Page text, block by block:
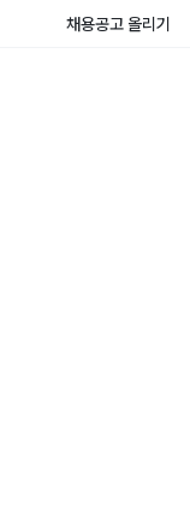
채용공고 올리기